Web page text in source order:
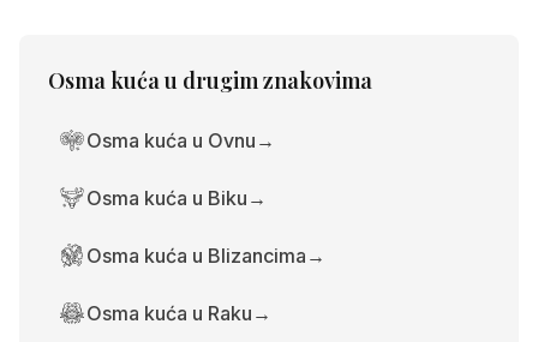
Osma kućau drugim znakovima
Osma kuća u Ovnu →
Osma kuća u Biku →
Osma kuća u Blizancima →
Osma kuća u Raku →